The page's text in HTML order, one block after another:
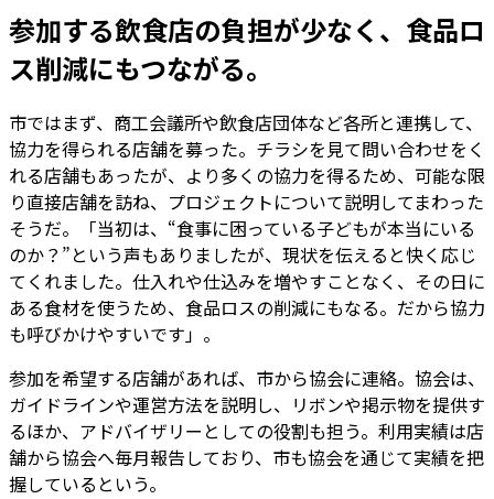
参加する飲食店の負担が少なく、食品ロ
ス削減にもつながる。
市ではまず、商工会議所や飲食店団体など各所と連携して、
協力を得られる店舗を募った。チラシを見て問い合わせをく
れる店舗もあったが、より多くの協力を得るため、可能な限
り直接店舗を訪ね、プロジェクトについて説明してまわった
そうだ。「当初は、“食事に困っている子どもが本当にいる
のか？”という声もありましたが、現状を伝えると快く応じ
てくれました。仕入れや仕込みを増やすことなく、その日に
ある食材を使うため、食品ロスの削減にもなる。だから協力
も呼びかけやすいです」。
参加を希望する店舗があれば、市から協会に連絡。協会は、
ガイドラインや運営方法を説明し、リボンや掲示物を提供す
るほか、アドバイザリーとしての役割も担う。利用実績は店
舗から協会へ毎月報告しており、市も協会を通じて実績を把
握しているという。